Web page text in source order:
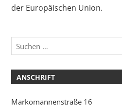
der Europäischen Union.
ANSCHRIFT
Markomannenstraße 16